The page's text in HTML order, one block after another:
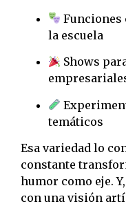
Funciones
la escuela
Shows
temáticos
Esa variedad lo
constante
humor como eje.
con una visión